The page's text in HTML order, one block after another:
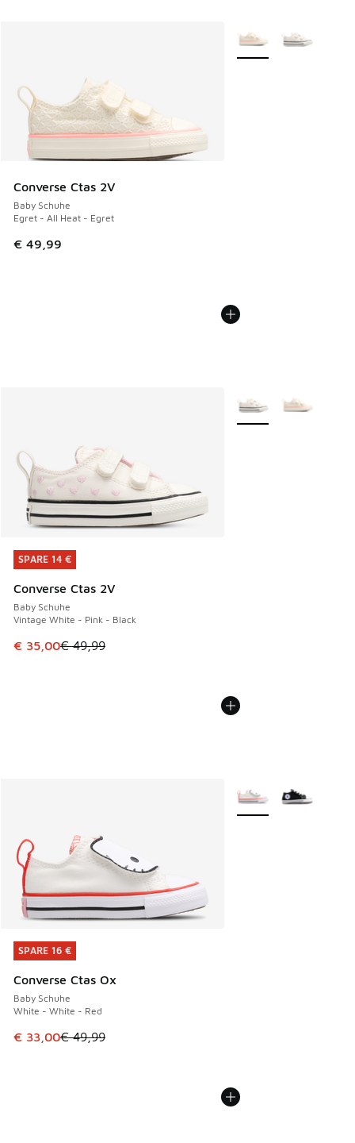
Converse Ctas 2V
Baby Schuhe
Egret - All Heat - Egret
€ 49,99
Weitere Farben
SPARE 14 €
Converse Ctas 2V
Baby Schuhe
Vintage White - Pink - Black
Dieser Artikel ist im Sale. Der Preis ist von € 49,99 auf €
€ 35,00€ 49,99
SPARE 14 €
Weitere Farben
SPARE 16 €
Converse Ctas Ox
Baby Schuhe
White - White - Red
Dieser Artikel ist im Sale. Der Preis ist von € 49,99 auf €
€ 33,00€ 49,99
SPARE 16 €
Weitere Farben